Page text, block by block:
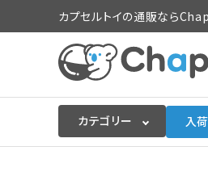
カプセルトイの通販なら
カテゴリー 入